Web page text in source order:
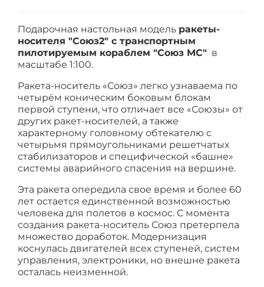
Подарочная настольная модель ракеты-
носителя "Союз2" с транспортным
пилотируемым кораблем "Союз МС" в
масштабе 1:100.
Ракета-носитель «Союз» легко узнаваема по
четырём коническим боковым блокам
первой ступени, что отличает все «Союзы» от
других ракет-носителей, а также
характерному головному обтекателю с
четырьмя прямоугольниками решетчатых
стабилизаторов и специфической «башне»
системы аварийного спасения на вершине.
Эта ракета опередила свое время и более 60
лет остается единственной возможностью
человека для полетов в космос. С момента
создания ракета-носитель Союз претерпела
множество доработок. Модернизация
коснулась двигателей всех ступеней, систем
управления, электроники, но внешне ракета
осталась неизменной.